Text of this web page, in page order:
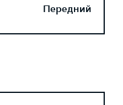
Передний